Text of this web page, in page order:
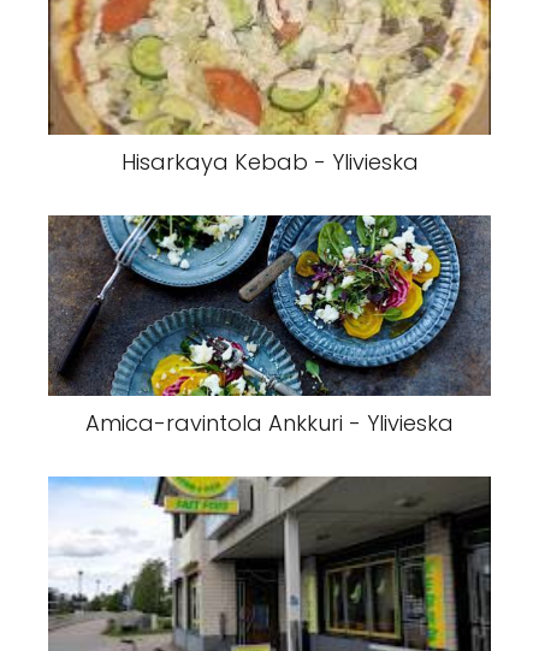
Hisarkaya Kebab - Ylivieska
Amica-ravintola Ankkuri - Ylivieska